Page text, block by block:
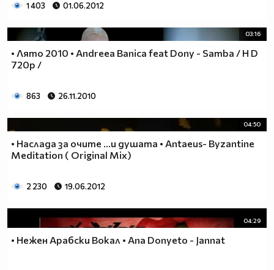
1 403 01.06.2012
03:16
• Лято 2010 • Andreea Banica feat Dony - Samba / H D
720p /
863 26.11.2010
04:50
• Наслада за очите ...и душата • Antaeus- Byzantine
Meditation ( Original Mix)
2 230 19.06.2012
04:29
• Нежен Арабски Вокал • Ana Donyeto - Jannat